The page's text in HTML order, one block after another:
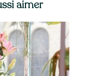
aimer